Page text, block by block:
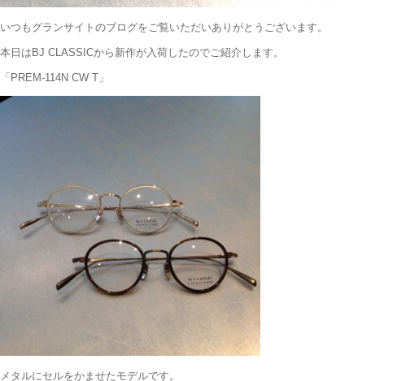
いつもグランサイトのブログをご覧いただいありがとうございます。
本日はBJ CLASSICから新作が入荷したのでご紹介します。
「PREM-114N CW T」
メタルにセルをかませたモデルです。